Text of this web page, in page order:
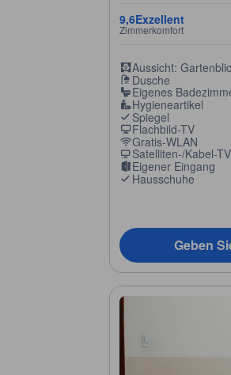
9,6Exzellent
Zimmerkomfort
Aussicht:
Dusche
Eigenes
Hygieneartikel
Spiegel
Flachbild-TV
Gratis-WLAN
Satelliten-/Kabel-TV
Eigener Eingang
Hausschuhe
Geben